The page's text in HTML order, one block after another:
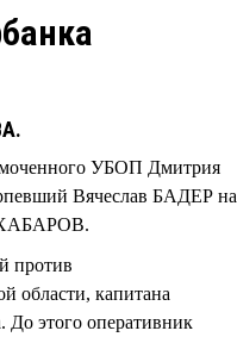
УБОП Дмитрия
Вячеслав БАДЕР на
ХАБАРОВ.
против
области, капитана
этого оперативник